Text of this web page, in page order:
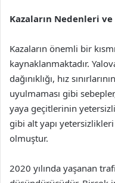
Kazaların Nedenleri ve
Kazaların önemli bir
kaynaklanmaktadır.
dağınıklığı, hız
uyulmaması gibi
yaya geçitlerinin
gibi alt yapı yetersizlikleri
olmuştur.
2020 yılında yaşanan